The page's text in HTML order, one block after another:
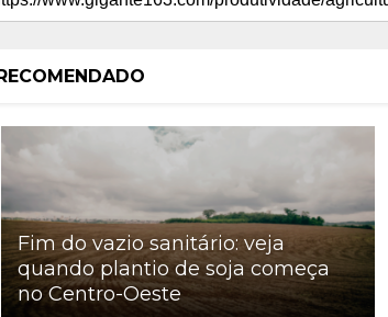
Fim do vazio sanitário: veja
quando plantio de soja começa
no Centro-Oeste